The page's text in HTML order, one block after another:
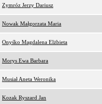
Zymróz Jerzy Dariusz
Nowak Małgorzata Maria
Onyśko Magdalena Elżbieta
Morys Ewa Barbara
Musiał Aneta Weronika
Kozak Ryszard Jan